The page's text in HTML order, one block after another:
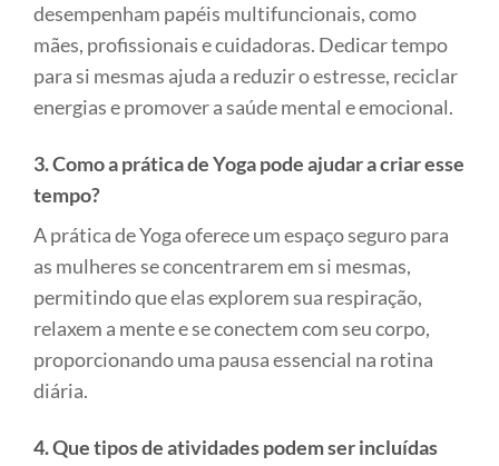
desempenham papéis multifuncionais, como
mães, profissionais e cuidadoras. Dedicar tempo
para si mesmas ajuda a reduzir o estresse, reciclar
energias e promover a saúde mental e emocional.
3. Como a prática de Yoga pode ajudar a criar esse
tempo?
A prática de Yoga oferece um espaço seguro para
as mulheres se concentrarem em si mesmas,
permitindo que elas explorem sua respiração,
relaxem a mente e se conectem com seu corpo,
proporcionando uma pausa essencial na rotina
diária.
4. Que tipos de atividades podem ser incluídas